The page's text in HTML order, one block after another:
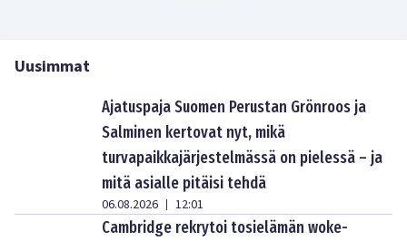
Uusimmat
Ajatuspaja Suomen Perustan Grönroos ja
Salminen kertovat nyt, mikä
turvapaikkajärjestelmässä on pielessä – ja
mitä asialle pitäisi tehdä
06.08.2026 | 12:01
Cambridge rekrytoi tosielämän woke-